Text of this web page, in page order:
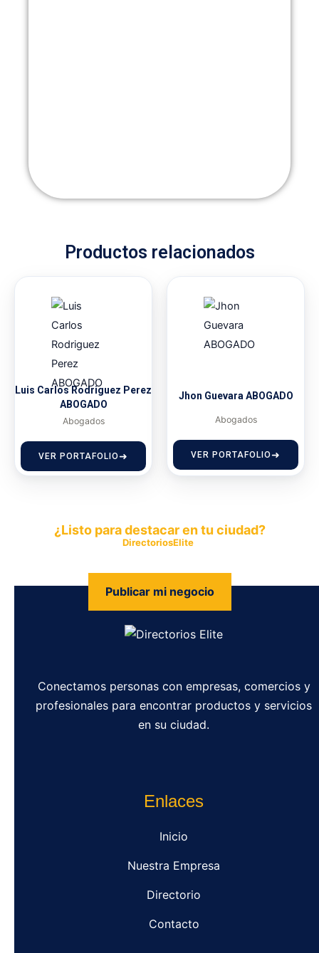
Productos relacionados
Luis Carlos Rodriguez Perez
ABOGADO
Abogados
VER PORTAFOLIO
Jhon Guevara ABOGADO
Abogados
VER PORTAFOLIO
¿Listo para destacar en tu ciudad?
DirectoriosElite
Publicar mi negocio
Conectamos personas con empresas, comercios y
profesionales para encontrar productos y servicios
en su ciudad.
Enlaces
Inicio
Nuestra Empresa
Directorio
Contacto